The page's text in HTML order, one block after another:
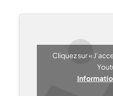
Cliquez sur «